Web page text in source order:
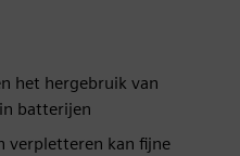
het hergebruik van
batterijen
verpletteren kan fijne